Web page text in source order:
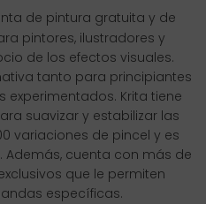
de pintura gratuita y de
pintores, ilustradores y
de los efectos visuales.
tanto para principiantes
Krita tiene
suavizar y estabilizar las
variaciones de pincel y es
Además, cuenta con más de
que le permiten
específicas.